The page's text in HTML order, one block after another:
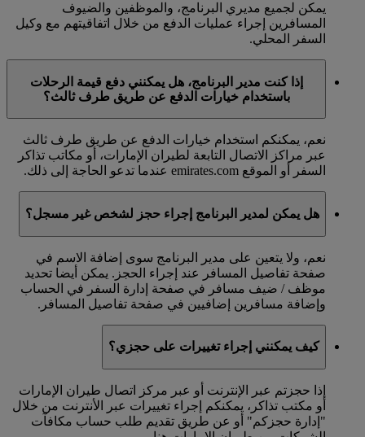
يمكن لجميع مديري البرنامج، والموظفين والضيوف
المسافرين إجراء عمليات الدفع من خلال اتفاقيتهم مع وكيل
السفر المحلي.
إذا كنت مدير البرنامج، هل يمكنني دفع قيمة الرحلات
باستخدام خيارات الدفع عن طريق طرف ثالث؟
نعم، يمكنكم استخدام خيارات الدفع عن طريق طرف ثالث
عبر مراكز الاتصال التابعة لطيران الإمارات، أو مكاتب تذاكر
السفر أو الموقع emirates.com عندما تدعو الحاجة إلى ذلك.
هل يمكن لمدير البرنامج إجراء حجز لشخص غير مسجل؟
نعم، ولا يتعين على مدير البرنامج سوى إضافة الاسم في
صفحة تفاصيل المسافر عند إجراء الحجز. يمكن أيضا تحديد
موظف / ضيف مسافر في صفحة إدارة السفر في الحساب
وإضافة مسافرين إضافيين في صفحة تفاصيل المسافر.
كيف يمكنني إجراء تغييرات على حجزي؟
إذا حجزتم عبر الإنترنت أو عبر مركز اتصال طيران الإمارات
أو مكتب تذاكر، يمكنكم إجراء تغييرات عبر الأنترنت من خلال
"إدارة حجزكم" أو عن طريق تقديم طلب حساب مكافآت